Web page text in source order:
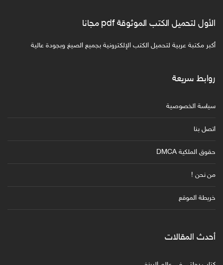
الأول لتحميل الكتب الموثوقة pdf مجانا
أكبر مكتبة عربية لتحميل الكتب الإلكترونية بجميع الصيغ وبجودة عالية
روابط سريعة
سياسة الخصوصية
اتصل بنا
حقوق الملكية DMCA
من نحن !
خريطة الموقع
أحدث المقالات